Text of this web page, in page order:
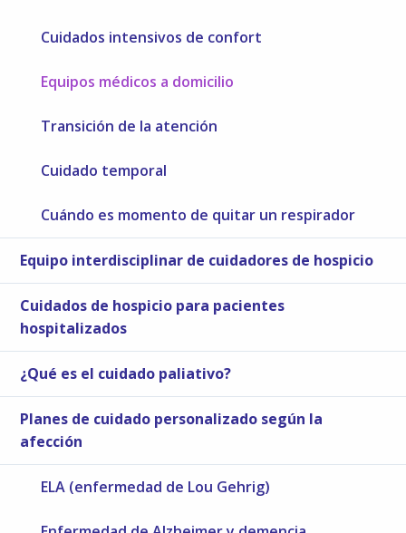
Cuidados intensivos de confort
Equipos médicos a domicilio
Transición de la atención
Cuidado temporal
Cuándo es momento de quitar un respirador
Equipo interdisciplinar de cuidadores de hospicio
Cuidados de hospicio para pacientes
hospitalizados
¿Qué es el cuidado paliativo?
Planes de cuidado personalizado según la
afección
ELA (enfermedad de Lou Gehrig)